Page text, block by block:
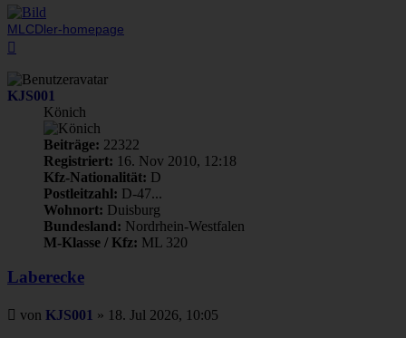
MLCDler-homepage
KJS001
Könich
Beiträge: 22322
Registriert: 16. Nov 2010, 12:18
Kfz-Nationalität: D
Postleitzahl: D-47...
Wohnort: Duisburg
Bundesland: Nordrhein-Westfalen
M-Klasse / Kfz: ML 320
Laberecke
Beitrag
von KJS001 » 18. Jul 2026, 10:05